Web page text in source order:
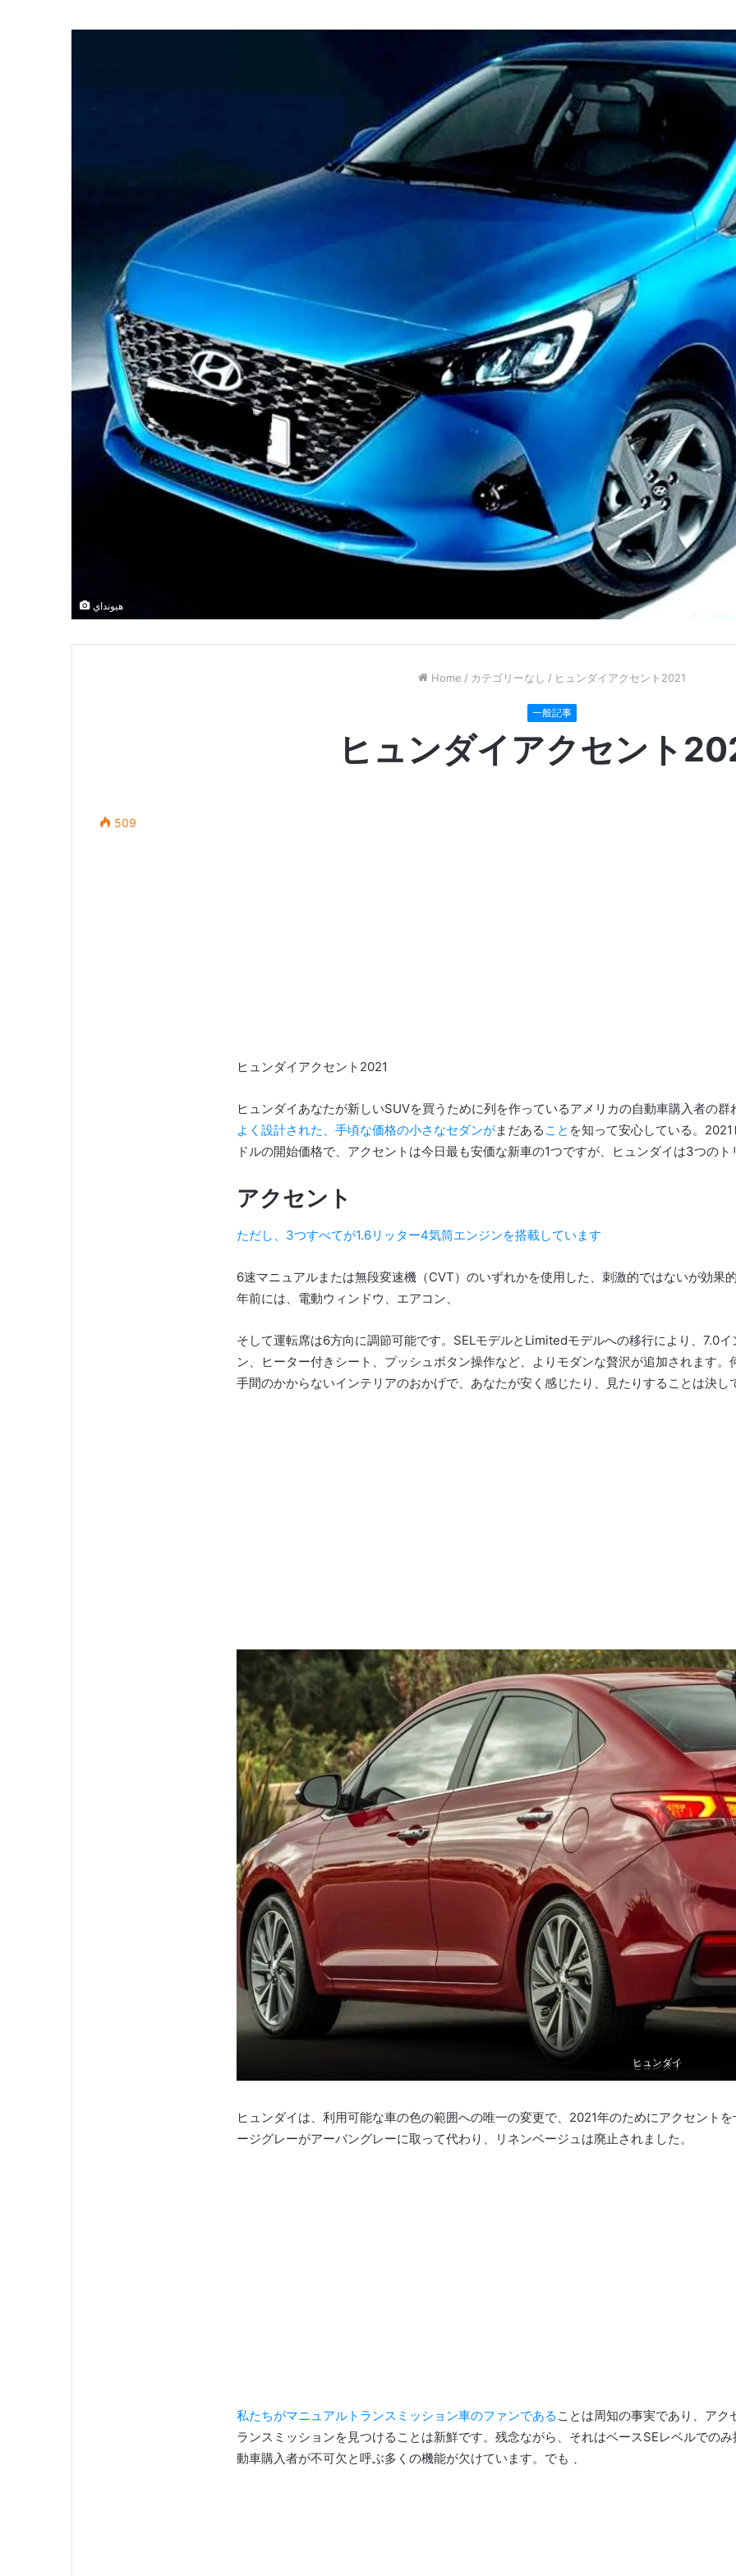
هيونداي
Home / カテゴリーなし / ヒュンダイアクセント2021
一般記事
ヒュンダイアクセント
ヒュンダイアクセント2021
ヒュンダイあなたが新しいSUVを買うために列を作っているアメリカの自動車購入者の群
よく設計された、手頃な価格の小さなセダンがまだある こと を知って安心している。 2021
ドルの開始価格で、アクセントは今日最も安価な新車の1つですが、ヒュンダイは3つの
アクセント
ただし、3つすべてが1.6リッター4気筒エンジンを搭載しています
6速マニュアルまたは無段変速機（CVT）のいずれかを使用した、刺激的ではないが効果
年前には、電動ウィンドウ、エアコン、
そして運転席は6方向に調節可能です。 SELモデルとLimitedモデルへの移行により、7.0
ン、ヒーター付きシート、プッシュボタン操作など、よりモダンな贅沢が追加されます。
手間のかからないインテリアのおかげで、あなたが安く感じたり、見たりすることは決し
ヒュンダイ
ヒュンダイ
ヒュンダイは、利用可能な車の色の範囲への唯一の変更で、2021年のためにアクセント
ージグレーがアーバングレーに取って代わり、リネンベージュは廃止されました。
私たちがマニュアルトランスミッション車のファンである ことは周知の事実であり、ア
ランスミッションを見つけることは新鮮です。 残念ながら、それはベースSEレベルでの
動車購入者が不可欠と呼ぶ多くの機能が欠けています。 でも 、
509